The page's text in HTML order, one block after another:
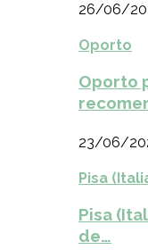
26/06/
Oporto
Oporto
23/06/
Pisa
Pisa
de…